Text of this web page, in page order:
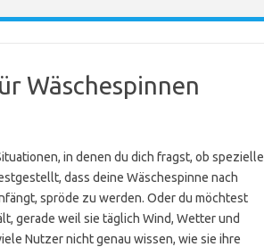
Wäschespinnen
in denen du dich fragst, ob spezielle
dass deine Wäschespinne nach
spröde zu werden. Oder du möchtest
gerade weil sie täglich Wind, Wetter und
Nutzer nicht genau wissen, wie sie ihre